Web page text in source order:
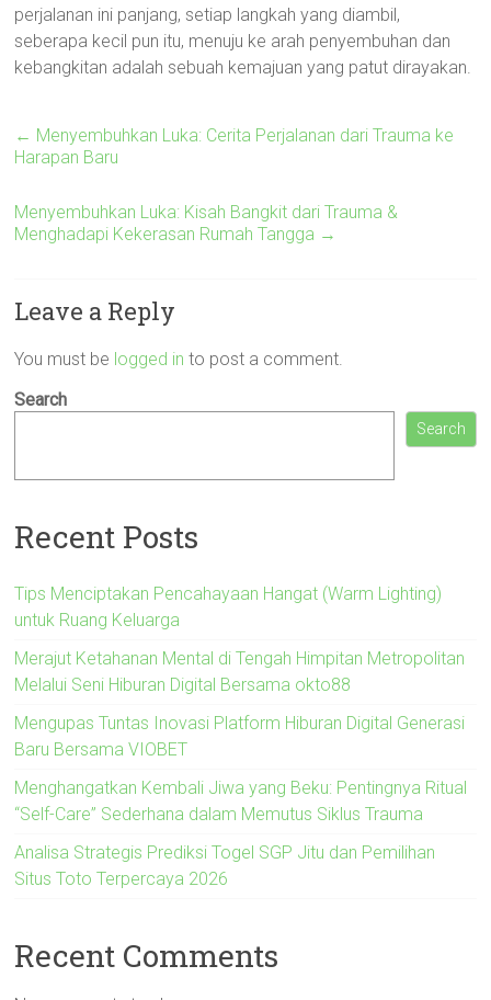
perjalanan ini panjang, setiap langkah yang diambil,
seberapa kecil pun itu, menuju ke arah penyembuhan dan
kebangkitan adalah sebuah kemajuan yang patut dirayakan.
← Menyembuhkan Luka: Cerita Perjalanan dari Trauma ke
Harapan Baru
Menyembuhkan Luka: Kisah Bangkit dari Trauma &
Menghadapi Kekerasan Rumah Tangga →
Leave a Reply
You must be logged in to post a comment.
Search
Search
Recent Posts
Tips Menciptakan Pencahayaan Hangat (Warm Lighting)
untuk Ruang Keluarga
Merajut Ketahanan Mental di Tengah Himpitan Metropolitan
Melalui Seni Hiburan Digital Bersama okto88
Mengupas Tuntas Inovasi Platform Hiburan Digital Generasi
Baru Bersama VIOBET
Menghangatkan Kembali Jiwa yang Beku: Pentingnya Ritual
“Self-Care” Sederhana dalam Memutus Siklus Trauma
Analisa Strategis Prediksi Togel SGP Jitu dan Pemilihan
Situs Toto Terpercaya 2026
Recent Comments